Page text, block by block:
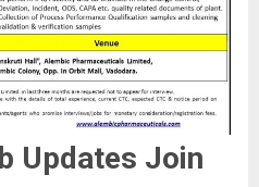
Updates Join